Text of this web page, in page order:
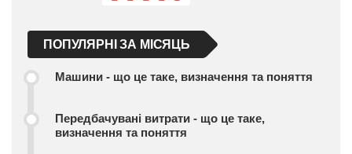
ПОПУЛЯРНІ ЗА МІСЯЦЬ
Машини - що це таке, визначення та поняття
Передбачувані витрати - що це таке,
визначення та поняття